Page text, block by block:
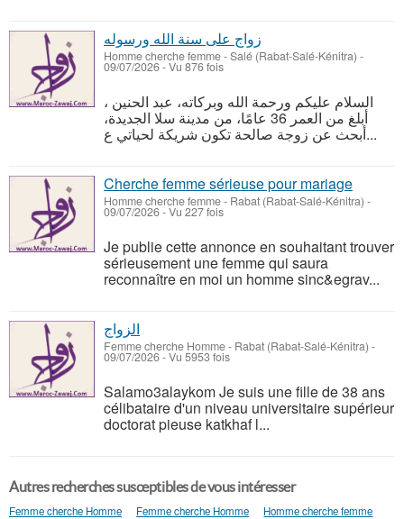
زواج على سنة الله ورسوله
Homme cherche femme-Salé (Rabat-Salé-Kénitra) -
09/07/2026 - Vu 876 fois
السلام عليكم ورحمة الله وبركاته، عبد الحنين ،
أبلغ من العمر 36 عامًا، من مدينة سلا الجديدة،
أبحث عن زوجة صالحة تكون شريكة لحياتي ع...
Cherche femme sérieuse pour mariage
Homme cherche femme- Rabat (Rabat-Salé-Kénitra) -
09/07/2026 - Vu 227 fois
Je publie cette annonce en souhaitant trouver
sérieusement une femme qui saura
reconnaître en moi un homme sinc&egrav...
الزواج
Femme cherche Homme- Rabat (Rabat-Salé-Kénitra) -
09/07/2026 - Vu 5953 fois
Salamo3alaykom Je suis une fille de 38 ans
célibataire d'un niveau universitaire supérieur
doctorat pieuse katkhaf l...
Autres recherches susceptibles de vous intéresser
Femme cherche Homme
Femme cherche Homme
Homme cherche femme